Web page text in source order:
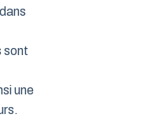
sont
une